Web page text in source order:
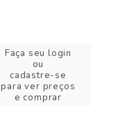
Faça seu login
ou
cadastre-se
para ver preços
e comprar